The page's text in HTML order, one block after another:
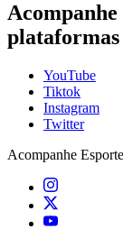
Acompanhe
plataformas
YouTube
Tiktok
Instagram
Twitter
Acompanhe